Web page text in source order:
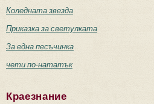
Коледната звезда
Приказка за светулката
За една песъчинка
чети по-нататък
Краезнание